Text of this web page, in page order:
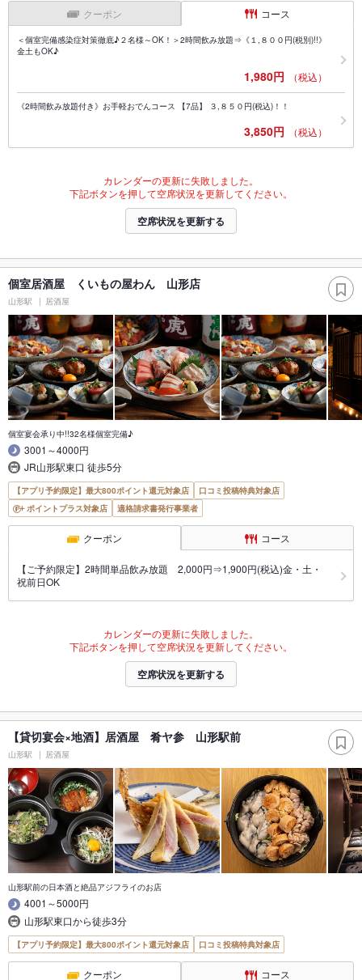
クーポン コース
＜個室完備感染症対策徹底♪２名様～OK！＞2時間飲み放題⇒《１,８００円(税別)!!》
金土もOK♪
1,980円 （税込）
《2時間飲み放題付き》お手軽おでんコース 【7品】 ３,８５０円(税込)！！
3,850円 （税込）
カレンダーの更新に失敗しました。
下記ボタンを押して空席状況を更新してください。
空席状況を更新する
個室居酒屋 くいもの屋わん 山形店
山形駅 居酒屋
個室宴会承り中!!32名様個室完備♪
3001～4000円
JR山形駅東口 徒歩5分
【アプリ予約限定】最大800ポイント還元対象店
口コミ投稿特典対象店
ポイントプラス対象店
適格請求書発行事業者
クーポン コース
【ご予約限定】2時間単品飲み放題 2,000円⇒1,900円(税込)金・土・
祝前日OK
カレンダーの更新に失敗しました。
下記ボタンを押して空席状況を更新してください。
空席状況を更新する
【貸切宴会×地酒】居酒屋 肴ヤ参 山形駅前
山形駅 居酒屋
山形駅前の日本酒と絶品アジフライのお店
4001～5000円
山形駅東口から徒歩3分
【アプリ予約限定】最大800ポイント還元対象店 口コミ投稿特典対象店
クーポン コース